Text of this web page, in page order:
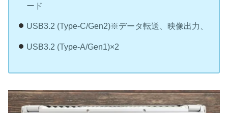
ード
USB3.2 (Type-C/Gen2)※データ転送、映像出力、
USB3.2 (Type-A/Gen1)×2